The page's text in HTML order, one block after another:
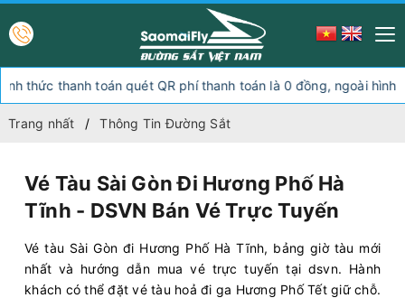
toán quét QR phí thanh toán là 0 đồng, ngoài hình thức thanh
Trang nhất Thông Tin Đường Sắt
Vé Tàu Sài Gòn Đi Hương Phố Hà
Tĩnh - DSVN Bán Vé Trực Tuyến
Vé tàu Sài Gòn đi Hương Phố Hà Tĩnh, bảng giờ tàu mới
nhất và hướng dẫn mua vé trực tuyến tại dsvn. Hành
khách có thể đặt vé tàu hoả đi ga Hương Phố Tết giữ chỗ.